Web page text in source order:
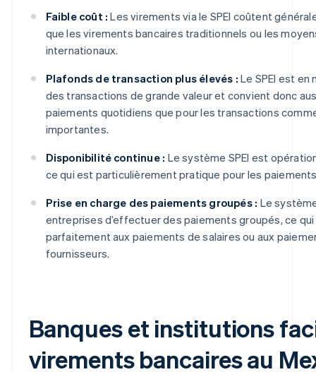
Faible coût : Les virements via le SPEI coûtent
que les virements bancaires traditionnels ou les
internationaux.
Plafonds de transaction plus élevés : Le SPEI est
des transactions de grande valeur et convient donc
paiements quotidiens que pour les transactions
importantes.
Disponibilité continue : Le système SPEI est
ce qui est particulièrement pratique pour les
Prise en charge des paiements groupés : Le
entreprises d’effectuer des paiements groupés, ce
parfaitement aux paiements de salaires ou aux
fournisseurs.
Banques et institutions
virements bancaires au